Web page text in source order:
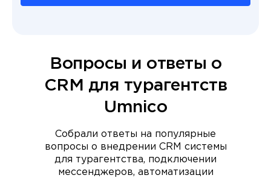
Вопросы и ответы о
CRM для турагентств
Umnico
Собрали ответы на популярные
вопросы о внедрении CRM системы
для турагентства, подключении
мессенджеров, автоматизации